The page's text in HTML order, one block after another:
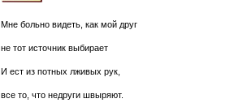
Мне больно видеть, как мой друг
не тот источник выбирает
И ест из потных лживых рук,
все то, что недруги швыряют.